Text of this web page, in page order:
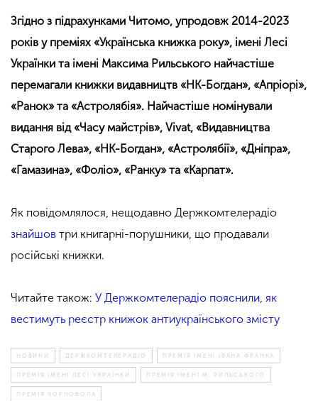
Згідно з підрахунками Читомо, упродовж 2014-2023
років у преміях «Українська книжка року», імені Лесі
Українки та імені Максима Рильського найчастіше
перемагали книжки видавництв «НК-Богдан», «Апріорі»,
«Ранок» та «Астролябія». Найчастіше номінували
видання від «Часу майстрів», Vivat, «Видавництва
Старого Лева», «НК-Богдан», «Астролябії», «Дніпра»,
«Гамазина», «Фоліо», «Ранку» та «Карпат».
Як повідомлялося, нещодавно Держкомтелерадіо
знайшов три книгарні-порушники, що продавали
російські книжки.
Читайте також: У Держкомтелерадіо пояснили, як
вестимуть реєстр книжок антиукраїнського змісту
НОВИНИ ДЕРЖКОМТЕЛЕРАДІО ПРЕМІЯ ІМЕНІ ІВАНА ФРАНКА
ПРЕМІЯ ІМЕНІ ЛЕСІ УКРАЇНКИ ПРЕМІЯ ІМЕНІ М. РИЛЬСЬКОГО
ПРЕМІЯ ЧОРНОВОЛА